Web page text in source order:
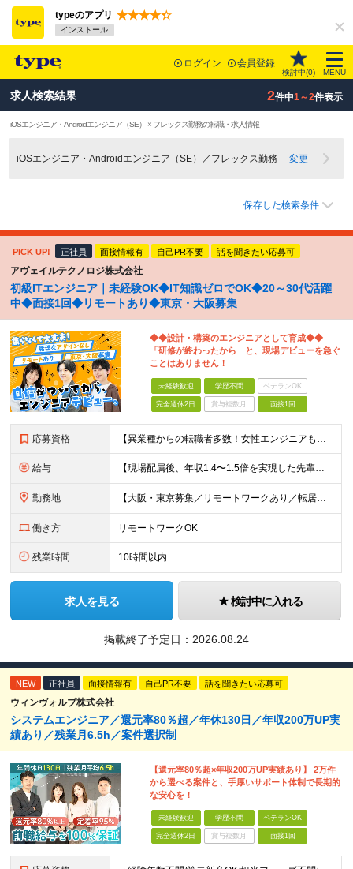
typeのアプリ
インストール
ログイン 会員登録
検討中(0) MENU
求人検索結果 2件中1～2件表示
iOSエンジニア・Androidエンジニア（SE） × フレックス勤務の転職・求人情報
iOSエンジニア・Androidエンジニア（SE）／フレックス勤務 変更
保存した検索条件
PICK UP! 正社員 面接情報有 自己PR不要 話を聞きたい応募可
アヴェイルテクノロジ株式会社
初級ITエンジニア｜未経験OK◆IT知識ゼロでOK◆20～30代活躍
中◆面接1回◆リモートあり◆東京・大阪募集
◆◆設計・構築のエンジニアとして育成◆◆
「研修が終わったから」と、現場デビューを急ぐ
ことはありません！
未経験歓迎 学歴不問 ベテランOK
完全週休2日 賞与複数月 面接1回
応募資格 【異業種からの転職者多数！女性エンジニアも活躍中】 ◆学歴不問 ◆未経験OK ≪こんな方を歓迎しています≫ ◎未経験から成長できる環境で活躍したい方 ◎大学やスクールでIT系のスキルを学んだことのあ
給与 【現場配属後、年収1.4〜1.5倍を実現した先輩も！残業代全額支給】 ◆給与は経験やスキルに応じて決定します ◆年俸制250万円～350万円（1/12を月々支給） ≪年収UPの例≫ ◎飲食業からのキ
勤務地 【大阪・東京募集／リモートワークあり／転居を伴う転勤なし】 東京本社、大阪事務所、または東京23区内・関西（大阪・兵庫）の各クライアント先勤務 ◆入社後、約1年間はクライアント先ではなく 自社内（東
働き方 リモートワークOK
残業時間 10時間以内
求人を見る 検討中に入れる
掲載終了予定日： 2026.08.24
NEW 正社員 面接情報有 自己PR不要 話を聞きたい応募可
ウィンヴォルブ株式会社
システムエンジニア／還元率80％超／年休130日／年収200万UP実
績あり／残業月6.5h／案件選択制
【還元率80％超×年収200万UP実績あり】 2万件
から選べる案件と、手厚いサポート体制で長期的
な安心を！
未経験歓迎 学歴不問 ベテランOK
完全週休2日 賞与複数月 面接1回